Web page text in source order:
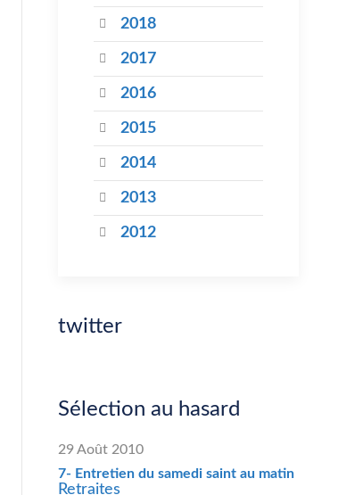
2018
2017
2016
2015
2014
2013
2012
twitter
Sélection au hasard
29 Août 2010
7- Entretien du samedi saint au matin
Retraites